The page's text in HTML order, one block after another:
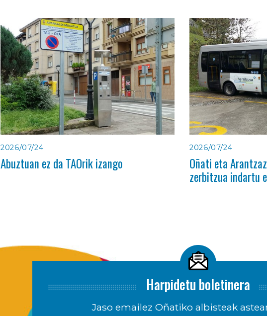
2026/07/24
Abuztuan ez da TAOrik izango
2026/07/24
Oñati eta
zerbitzua indartu
Harpidetu boletinera
Jaso emailez Oñatiko albisteak